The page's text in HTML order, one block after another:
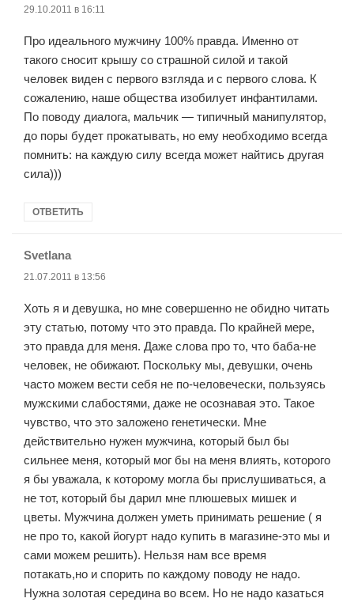
29.10.2011 в 16:11
Про идеального мужчину 100% правда. Именно от
такого сносит крышу со страшной силой и такой
человек виден с первого взгляда и с первого слова. К
сожалению, наше общества изобилует инфантилами.
По поводу диалога, мальчик — типичный манипулятор,
до поры будет прокатывать, но ему необходимо всегда
помнить: на каждую силу всегда может найтись другая
сила)))
ОТВЕТИТЬ
Svetlana
21.07.2011 в 13:56
Хоть я и девушка, но мне совершенно не обидно читать
эту статью, потому что это правда. По крайней мере,
это правда для меня. Даже слова про то, что баба-не
человек, не обижают. Поскольку мы, девушки, очень
часто можем вести себя не по-человечески, пользуясь
мужскими слабостями, даже не осознавая это. Такое
чувство, что это заложено генетически. Мне
действительно нужен мужчина, который был бы
сильнее меня, который мог бы на меня влиять, которого
я бы уважала, к которому могла бы прислушиваться, а
не тот, который бы дарил мне плюшевых мишек и
цветы. Мужчина должен уметь принимать решение ( я
не про то, какой йогурт надо купить в магазине-это мы и
сами можем решить). Нельзя нам все время
потакать,но и спорить по каждому поводу не надо.
Нужна золотая середина во всем. Но не надо казаться